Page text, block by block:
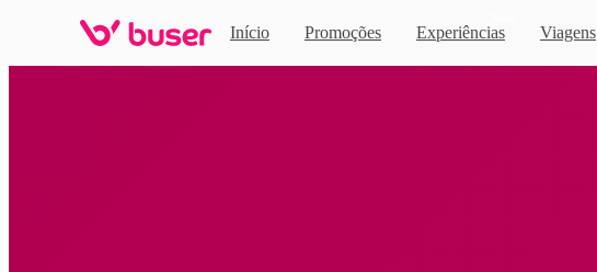
Início Promoções Experiências Viagens
Home